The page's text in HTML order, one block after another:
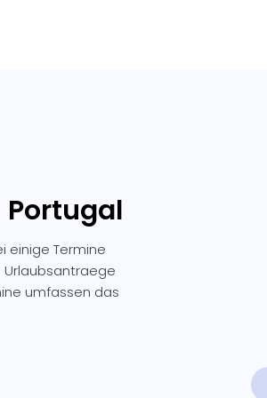
einige Termine
Urlaubsantraege
umfassen das